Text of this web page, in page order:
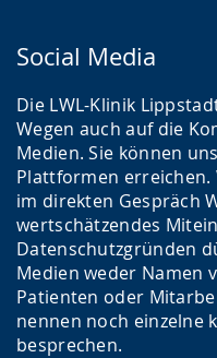
Social Media
Die LWL-Klinik
Wegen auch auf die
Medien. Sie können
Plattformen erreichen.
im direkten Gespräch
wertschätzendes
Datenschutzgründen
Medien weder Namen
Patienten oder
nennen noch einzelne
besprechen.